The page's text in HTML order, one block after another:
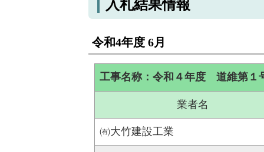
入札結果情報
令和4年度 6月
工事名称：令和４年度 道維第
業者名
㈲大竹建設工業